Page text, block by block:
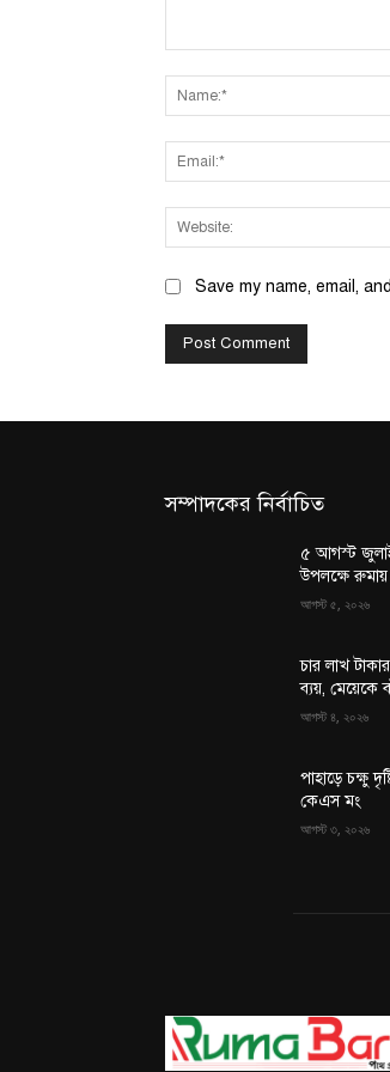
Save my name, email,
সম্পাদকের নির্বাচিত
৫ আগস্ট
উপলক্ষে
আগস্ট ৫, ২০২৬
চার লাখ
ব্যয়, মেয়েকে
আগস্ট ৪, ২০২৬
পাহাড়ে চক্ষু
কেএস মং
আগস্ট ৩, ২০২৬